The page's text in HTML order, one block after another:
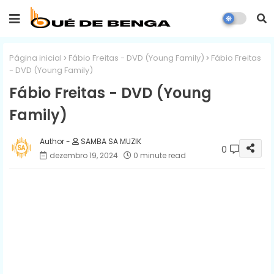
Página inicial Fábio Freitas - DVD (Young Family)
Fábio Freitas
- DVD (Young Family)
Fábio Freitas - DVD (Young
Family)
SAMBA SA MUZIK
dezembro 19, 2024
0 minute read 0